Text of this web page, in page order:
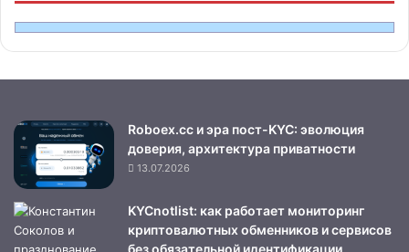
Roboex.cc и эра пост-KYC: эволюция
доверия, архитектура приватности
13.07.2026
KYCnotlist: как работает мониторинг
криптовалютных обменников и сервисов
без обязательной идентификации